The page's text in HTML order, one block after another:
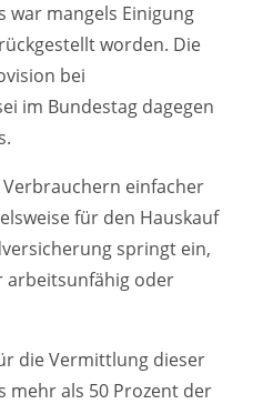
war mangels Einigung
worden. Die
bei
im Bundestag dagegen
einfacher
für den Hauskauf
springt ein,
arbeitsunfähig oder
die Vermittlung dieser
mehr als 50 Prozent der